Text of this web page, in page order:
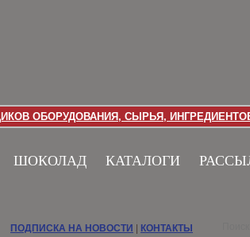
ОБОРУДОВАНИЯ, СЫРЬЯ,
ШОКОЛАД КАТАЛОГИ
ПОДПИСКА НА НОВОСТИ КОНТАКТЫ